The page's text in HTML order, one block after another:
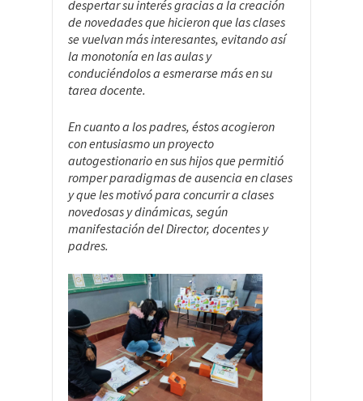
despertar su interés gracias a la creación
de novedades que hicieron que las clases
se vuelvan más interesantes, evitando así
la monotonía en las aulas y
conduciéndolos a esmerarse más en su
tarea docente.
En cuanto a los padres, éstos acogieron
con entusiasmo un proyecto
autogestionario en sus hijos que permitió
romper paradigmas de ausencia en clases
y que les motivó para concurrir a clases
novedosas y dinámicas, según
manifestación del Director, docentes y
padres.